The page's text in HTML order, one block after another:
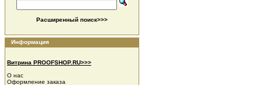
Расширенный поиск>>>
Информация
Витрина PROOFSHOP.RU>>>
О нас
Оформление заказа